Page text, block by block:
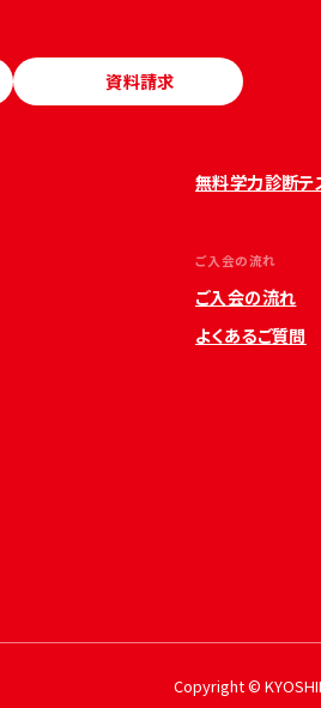
資料請求
無料学力診断テ
ご入会の流れ
ご入会の流れ
よくあるご質問
Copyright ©